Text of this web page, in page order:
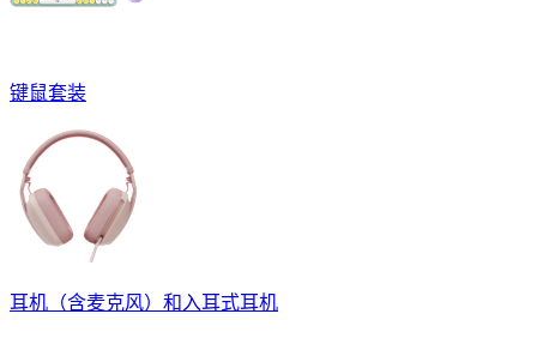
键鼠套装
耳机（含麦克风）和入耳式耳机